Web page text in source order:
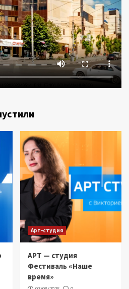
Арт-студия
АРТ — студия
Фестиваль «Наше
время»